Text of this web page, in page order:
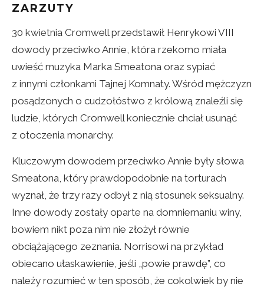
ZARZUTY
30 kwietnia Cromwell przedstawił Henrykowi VIII
dowody przeciwko Annie, która rzekomo miała
uwieść muzyka Marka Smeatona oraz sypiać
z innymi członkami Tajnej Komnaty. Wśród mężczyzn
posądzonych o cudzołóstwo z królową znaleźli się
ludzie, których Cromwell koniecznie chciał usunąć
z otoczenia monarchy.
Kluczowym dowodem przeciwko Annie były słowa
Smeatona, który prawdopodobnie na torturach
wyznał, że trzy razy odbył z nią stosunek seksualny.
Inne dowody zostały oparte na domniemaniu winy,
bowiem nikt poza nim nie złożył równie
obciążającego zeznania. Norrisowi na przykład
obiecano ułaskawienie, jeśli „powie prawdę”, co
należy rozumieć w ten sposób, że cokolwiek by nie